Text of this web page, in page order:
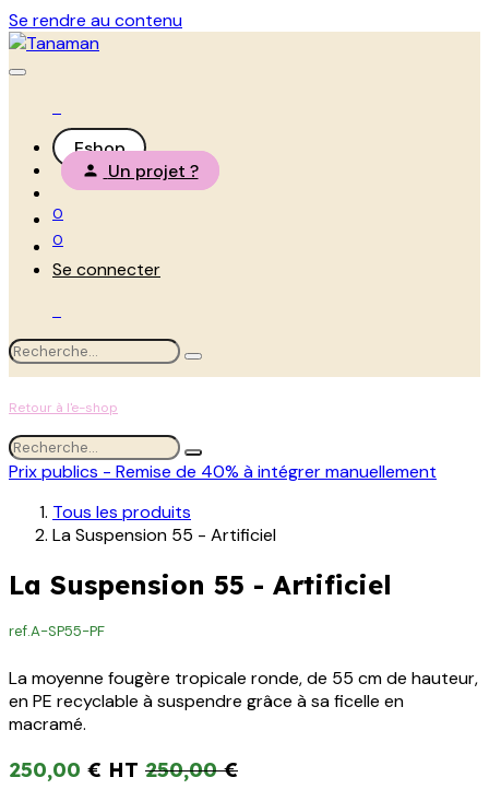
Se rendre au contenu
Eshop
Un projet ?
0
0
Se connecter
Retour à l'e-shop
Prix publics - Remise de 40% à intégrer manuellement
Tous les produits
La Suspension 55 - Artificiel
La Suspension 55 - Artificiel
ref.A-SP55-PF
La moyenne fougère tropicale ronde, de 55 cm de hauteur,
en PE recyclable à suspendre grâce à sa ficelle en
macramé.
250,00 € 250,00€